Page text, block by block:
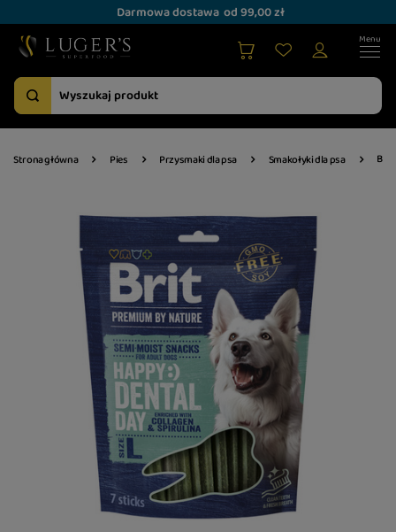
Darmowa dostawa od 99,00 zł
Strona główna Pies Przysmaki dla psa Smakołyki dla psa Brit